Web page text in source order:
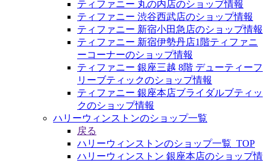
ティファニー 丸の内店のショップ情報
ティファニー 渋谷西武店のショップ情報
ティファニー 新宿小田急店のショップ情報
ティファニー 新宿伊勢丹店1階ティファニ
ーコーナーのショップ情報
ティファニー 銀座三越 8階 デューティーフ
リーブティックのショップ情報
ティファニー 銀座本店ブライダルブティッ
クのショップ情報
ハリーウィンストンのショップ一覧
戻る
ハリーウィンストンのショップ一覧_TOP
ハリーウィンストン 銀座本店のショップ情